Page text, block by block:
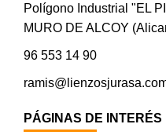
Polígono Industrial "EL
MURO DE ALCOY
96 553 14 90
PÁGINAS DE INTERÉS